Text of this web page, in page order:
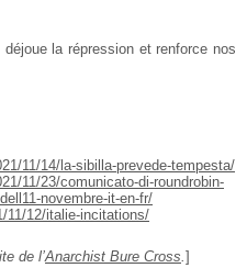
la répression et renforce nos
11/14/la-sibilla-prevede-tempesta/
11/23/comunicato-di-roundrobin-
novembre-it-en-fr/
11/12/italie-incitations/
de l’Anarchist Bure Cross.]